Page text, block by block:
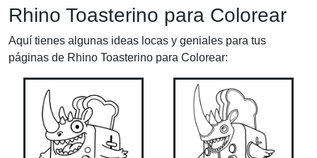
Rhino Toasterino para Colorear
Aquí tienes algunas ideas locas y geniales para tus
páginas de Rhino Toasterino para Colorear: